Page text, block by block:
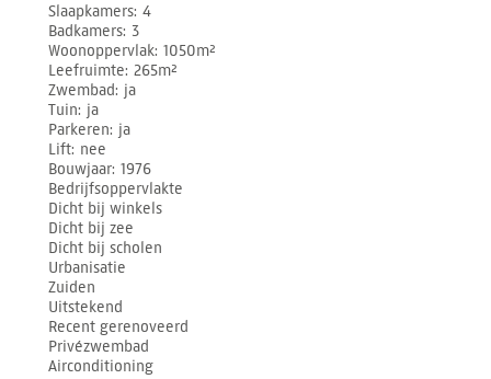
Slaapkamers 4
Badkamers 3
Woonoppervlak 1050m²
Leefruimte 265m²
Zwembad ja
Tuin ja
Parkeren ja
Lift nee
Bouwjaar 1976
Bedrijfsoppervlakte
Dicht bij winkels
Dicht bij zee
Dicht bij scholen
Urbanisatie
Zuiden
Uitstekend
Recent gerenoveerd
Privézwembad
Airconditioning